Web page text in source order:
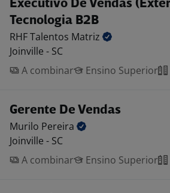
Executivo De Vendas
Tecnologia B2B
RHF Talentos Matriz
Joinville - SC
A combinar
Ensino Superior
Gerente De Vendas
Murilo Pereira
Joinville - SC
A combinar
Ensino Superior